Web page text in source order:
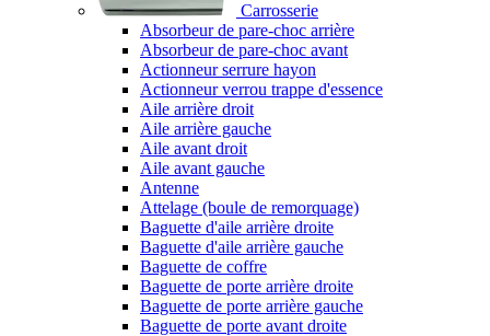
Carrosserie
Absorbeur de pare-choc arrière
Absorbeur de pare-choc avant
Actionneur serrure hayon
Actionneur verrou trappe d'essence
Aile arrière droit
Aile arrière gauche
Aile avant droit
Aile avant gauche
Antenne
Attelage (boule de remorquage)
Baguette d'aile arrière droite
Baguette d'aile arrière gauche
Baguette de coffre
Baguette de porte arrière droite
Baguette de porte arrière gauche
Baguette de porte avant droite